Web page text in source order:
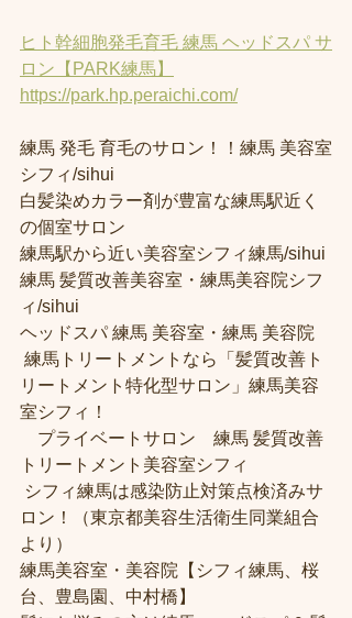
ヒト幹細胞発毛育毛 練馬 ヘッドスパ サ
ロン【PARK練馬】
https://park.hp.peraichi.com/
練馬 発毛 育毛のサロン！！練馬 美容室
シフィ/sihui
白髪染めカラー剤が豊富な練馬駅近く
の個室サロン
練馬駅から近い美容室シフィ練馬/sihui
練馬 髪質改善美容室・練馬美容院シフ
ィ/sihui
ヘッドスパ 練馬 美容室・練馬 美容院
練馬トリートメントなら「髪質改善ト
リートメント特化型サロン」練馬美容
室シフィ！
プライベートサロン　練馬 髪質改善
トリートメント美容室シフィ
シフィ練馬は感染防止対策点検済みサ
ロン！（東京都美容生活衛生同業組合
より）
練馬美容室・美容院【シフィ練馬、桜
台、豊島園、中村橋】